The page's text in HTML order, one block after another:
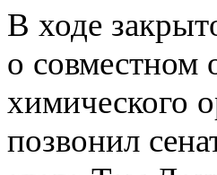
В ходе
о
позвонил